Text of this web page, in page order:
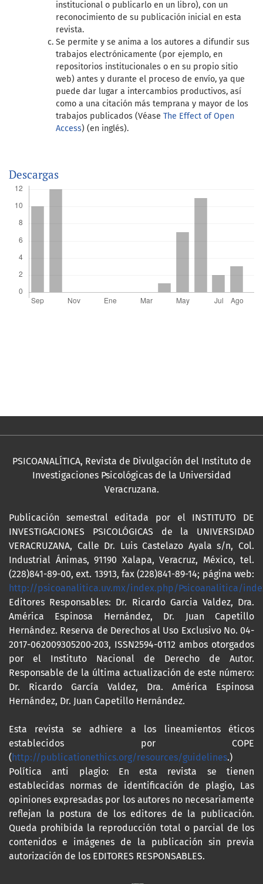
institucional o publicarlo en un libro), con un
reconocimiento de su publicación inicial en esta
revista.
Se permite y se anima a los autores a difundir sus
trabajos electrónicamente (por ejemplo, en
repositorios institucionales o en su propio sitio
web) antes y durante el proceso de envío, ya que
puede dar lugar a intercambios productivos, así
como a una citación más temprana y mayor de los
trabajos publicados (Véase The Effect of Open
Access) (en inglés).
Descargas
PSICOANALÍTICA, Revista de Divulgación del Instituto de
Investigaciones Psicológicas de la Universidad
Veracruzana.
Publicación semestral editada por el INSTITUTO DE
INVESTIGACIONES PSICOLÓGICAS de la UNIVERSIDAD
VERACRUZANA, Calle Dr. Luis Castelazo Ayala s/n, Col.
Industrial Ánimas, 91190 Xalapa, Veracruz, México, tel.
(228)841-89-00, ext. 13913, fax (228)841-89-14; página web:
http://psicoanalitica.uv.mx/index.php/Psicoanalitica/
Editores Responsables: Dr. Ricardo Garcia Valdez, Dra.
América Espinosa Hernández, Dr. Juan Capetillo
Hernández. Reserva de Derechos al Uso Exclusivo No. 04-
2017-062009305200-203, ISSN2594-0112 ambos otorgados
por el Instituto Nacional de Derecho de Autor.
Responsable de la última actualización de este número:
Dr. Ricardo García Valdez, Dra. América Espinosa
Hernández, Dr. Juan Capetillo Hernández.
Esta revista se adhiere a los lineamientos éticos
establecidos por COPE
( http://publicationethics.org/resources/guidelines.)
Política anti plagio: En esta revista se tienen
establecidas normas de identificación de plagio, Las
opiniones expresadas por los autores no necesariamente
reflejan la postura de los editores de la publicación.
Queda prohibida la reproducción total o parcial de los
contenidos e imágenes de la publicación sin previa
autorización de los EDITORES RESPONSABLES.